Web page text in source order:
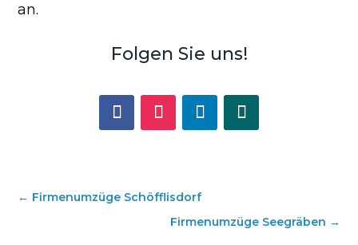
an.
Folgen Sie uns!
← Firmenumzüge Schöfflisdorf
Firmenumzüge Seegräben →